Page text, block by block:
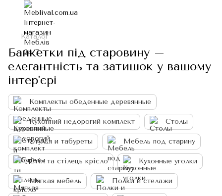
Каталог
Банкетки під старовину –
елегантність та затишок у вашому
інтер'єрі
Комплекты обеденные деревянные
Кухонний недорогий комплект Столы
Стулья и табуреты Мебель под старину
Стіл та стілець крісло Кухонные уголки
Мягкая мебель Полки и стелажи